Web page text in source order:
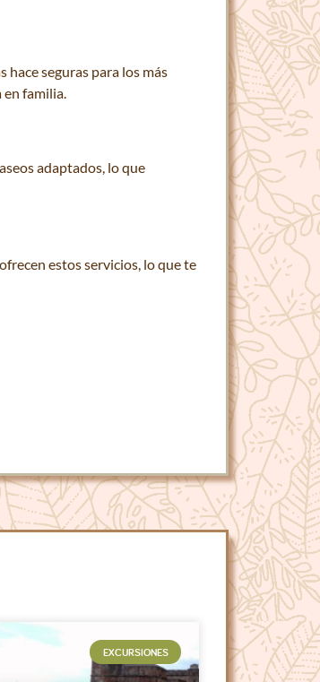
hace seguras para los más
familia.
adaptados, lo que
estos servicios, lo que te
EXCURSIONES